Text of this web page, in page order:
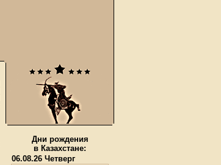
Дни рождения
в Казахстане:
06.08.26 Четверг